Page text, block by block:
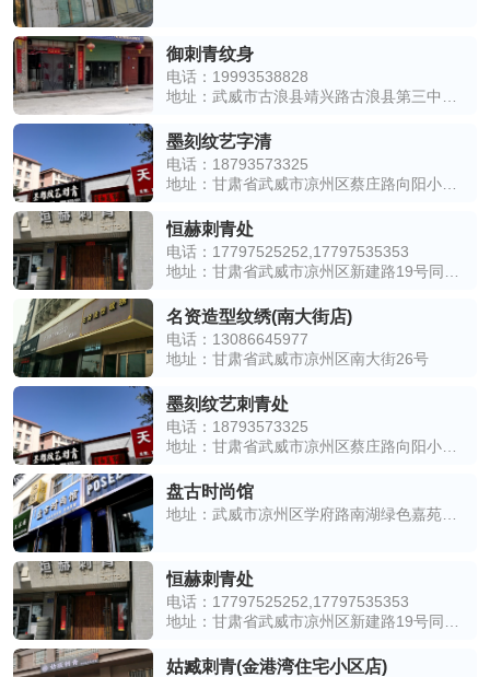
御刺青纹身
电话：19993538828
墨刻纹艺字清
电话：18793573325
恒赫刺青处
电话：17797525252,17797535353
名资造型纹绣(南大街店)
电话：13086645977
地址：甘肃省武威市凉州区南大街26号
墨刻纹艺刺青处
电话：18793573325
盘古时尚馆
恒赫刺青处
电话：17797525252,17797535353
姑臧刺青(金港湾住宅小区店)